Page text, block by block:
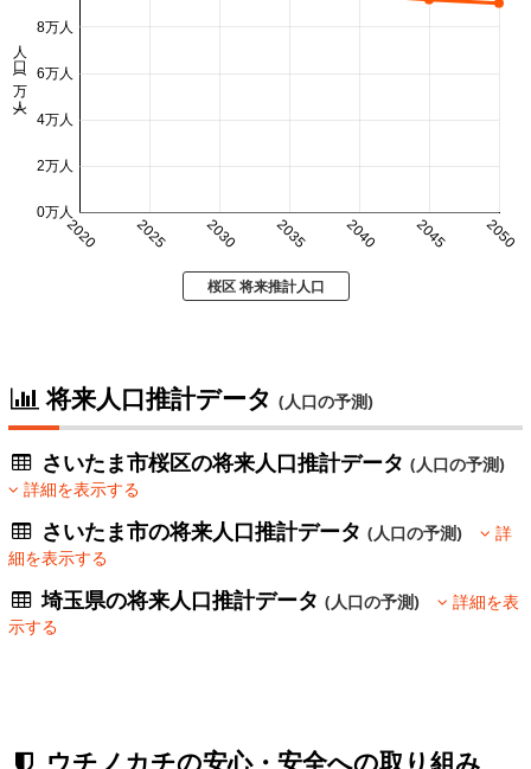
2020 2025 2030 2035 2040 2045 2050
0万人
2万人
4万人
6万人
8万人
人口 (万人)
桜区 将来推計人口
将来人口推計データ (人口の予測)
さいたま市桜区の将来人口推計データ(人口の予測)
詳細を表示する
さいたま市の将来人口推計データ(人口の予測)
詳
細を表示する
埼玉県の将来人口推計データ(人口の予測)
詳細を表
示する